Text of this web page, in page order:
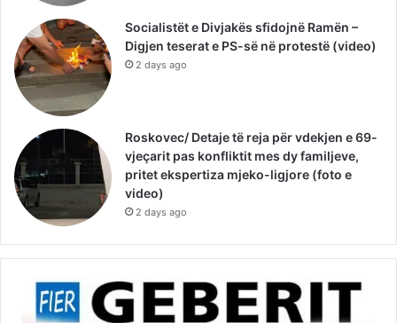
Socialistët e Divjakës sfidojnë Ramën –
Digjen teserat e PS-së në protestë (video)
2 days ago
Roskovec/ Detaje të reja për vdekjen e 69-
vjeçarit pas konfliktit mes dy familjeve,
pritet ekspertiza mjeko-ligjore (foto e
video)
2 days ago